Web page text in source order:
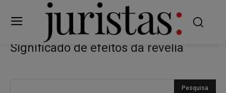
Significado de efeitos da revelia